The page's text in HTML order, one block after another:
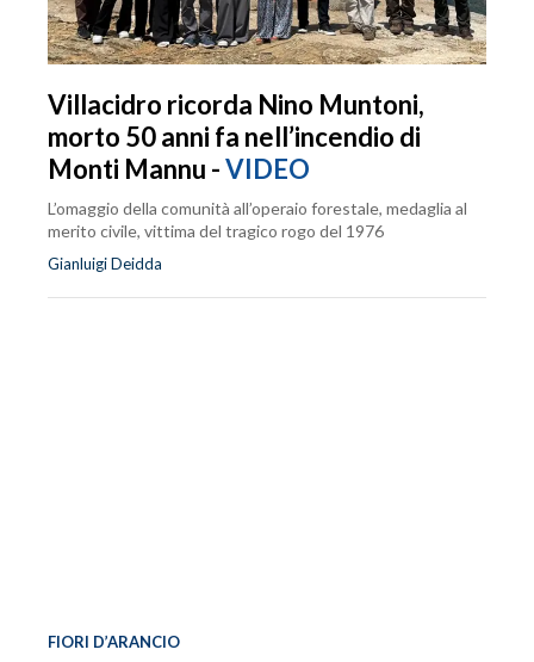
Villacidro ricorda Nino Muntoni,
morto 50 anni fa nell’incendio di
Monti Mannu -VIDEO
L’omaggio della comunità all’operaio forestale, medaglia al
merito civile, vittima del tragico rogo del 1976
Gianluigi Deidda
FIORI D’ARANCIO